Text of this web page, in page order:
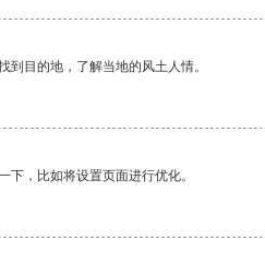
目的地，了解当地的风土人情。
，比如将设置页面进行优化。